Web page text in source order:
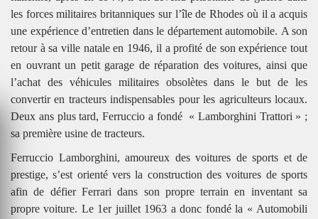
les forces militaires britanniques sur l’île de Rhodes où il a acquis
une expérience d’entretien dans le département automobile. A son
retour à sa ville natale en 1946, il a profité de son expérience tout
en ouvrant un petit garage de réparation des voitures, ainsi que
l’achat des véhicules militaires obsolètes dans le but de les
convertir en tracteurs indispensables pour les agriculteurs locaux.
Deux ans plus tard, Ferruccio a fondé
« Lamborghini Trattori » ;
sa première usine de tracteurs.
Ferruccio Lamborghini, amoureux des voitures de sports et de
prestige, s’est orienté vers la construction des voitures de sports
afin de défier Ferrari dans son propre terrain en inventant sa
propre voiture. Le 1er juillet 1963 a donc fondé la « Automobili